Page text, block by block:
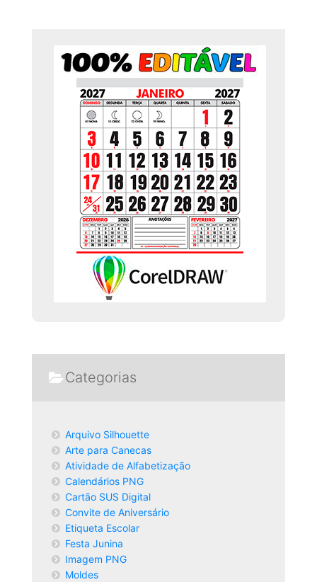
Categorias
Arquivo Silhouette
Arte para Canecas
Atividade de Alfabetização
Calendários PNG
Cartão SUS Digital
Convite de Aniversário
Etiqueta Escolar
Festa Junina
Imagem PNG
Moldes